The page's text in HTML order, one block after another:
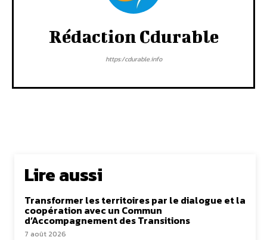
Rédaction Cdurable
https:/cdurable.info
Lire aussi
Transformer les territoires par le dialogue et la
coopération avec un Commun
d’Accompagnement des Transitions
7 août 2026